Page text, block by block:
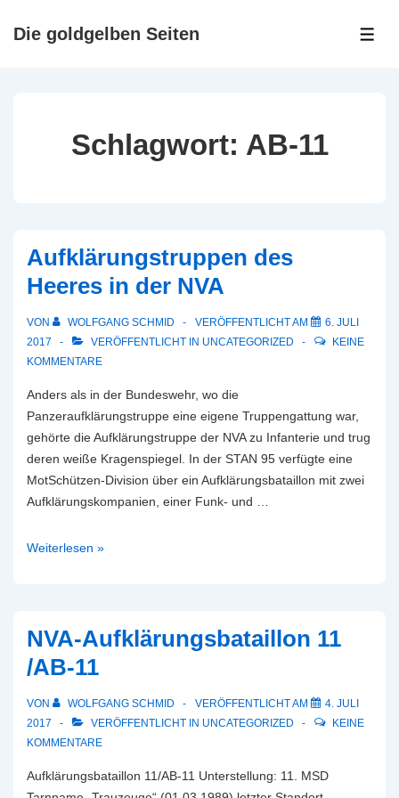
ZumDie goldgelben Seiten
Schlagwort: AB-11
Aufklärungstruppen des
Heeres in der NVA
VON WOLFGANG SCHMID VERÖFFENTLICHT AM
6. JULI
2017
VERÖFFENTLICHT IN UNCATEGORIZED
KEINE
KOMMENTARE
Anders als in der Bundeswehr, wo die
Panzeraufklärungstruppe eine eigene Truppengattung war,
gehörte die Aufklärungstruppe der NVA zu Infanterie und trug
deren weiße Kragenspiegel. In der STAN 95 verfügte eine
MotSchützen-Division über ein Aufklärungsbataillon mit zwei
Aufklärungskompanien, einer Funk- und …
Aufklärungstruppen
der
Weiterlesen »
NVA-Aufklärungsbataillon 11
/AB-11
VON WOLFGANG SCHMID VERÖFFENTLICHT AM
4. JULI
2017
VERÖFFENTLICHT IN UNCATEGORIZED
KEINE
KOMMENTARE
Aufklärungsbataillon 11/AB-11 Unterstellung: 11. MSD